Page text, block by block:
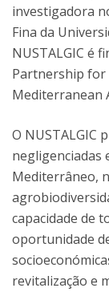
investigadora
Fina da
NUSTALGIC é
Partnership for
Mediterranean
O NUSTALGIC
negligenciadas
Mediterrâneo,
capacidade de
oportunidade
revitalização e